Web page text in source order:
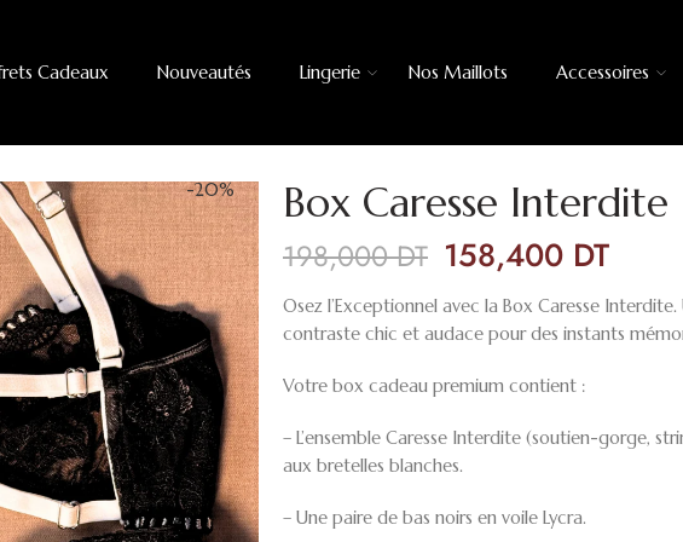
Cadeaux Nouveautés Lingerie Nos Maillots Accessoires
-20% Box Caresse Interdite
198,000DT 158,400 DT
Osez l’Exceptionnel avec la Box Caresse
contraste chic et audace pour des instants
Votre box cadeau premium contient :
– L’ensemble Caresse Interdite (soutien-gorge,
aux bretelles blanches.
– Une paire de bas noirs en voile Lycra.